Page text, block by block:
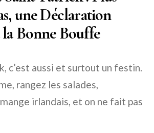
une Déclaration
Bonne Bouffe
c’est aussi et surtout un festin.
rangez les salades,
irlandais, et on ne fait pas